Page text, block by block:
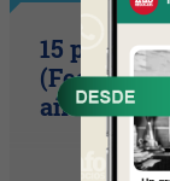
15
(Festival
años)